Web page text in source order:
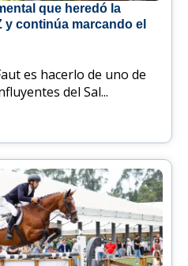
que heredó la
y continúa marcando el
es hacerlo de uno de
del Sal...